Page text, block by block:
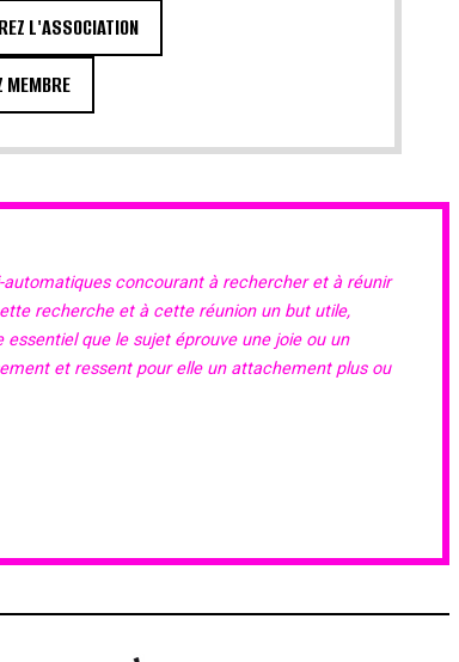
L'ASSOCIATION
MEMBRE
concourant à rechercher et à réunir
recherche et à cette réunion un but utile,
que le sujet éprouve une joie ou un
et ressent pour elle un attachement plus ou